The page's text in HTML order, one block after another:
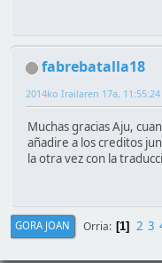
fabrebatalla18
2014ko Irailaren 17a, 11:55:24
Muchas gracias Aju,
añadire a los creditos
la otra vez con la
GORA JOAN Orria 1 2 3